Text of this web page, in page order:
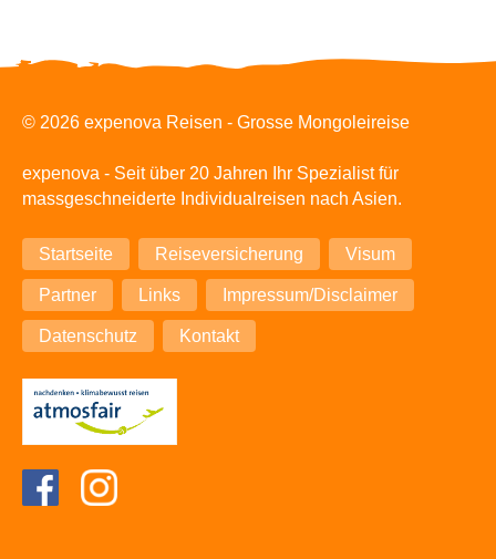
© 2026 expenova Reisen - Grosse Mongoleireise
expenova - Seit über 20 Jahren Ihr Spezialist für
massgeschneiderte Individualreisen nach Asien.
Navigation
überspringen
Startseite Reiseversicherung Visum
Partner Links Impressum/Disclaimer
Datenschutz Kontakt